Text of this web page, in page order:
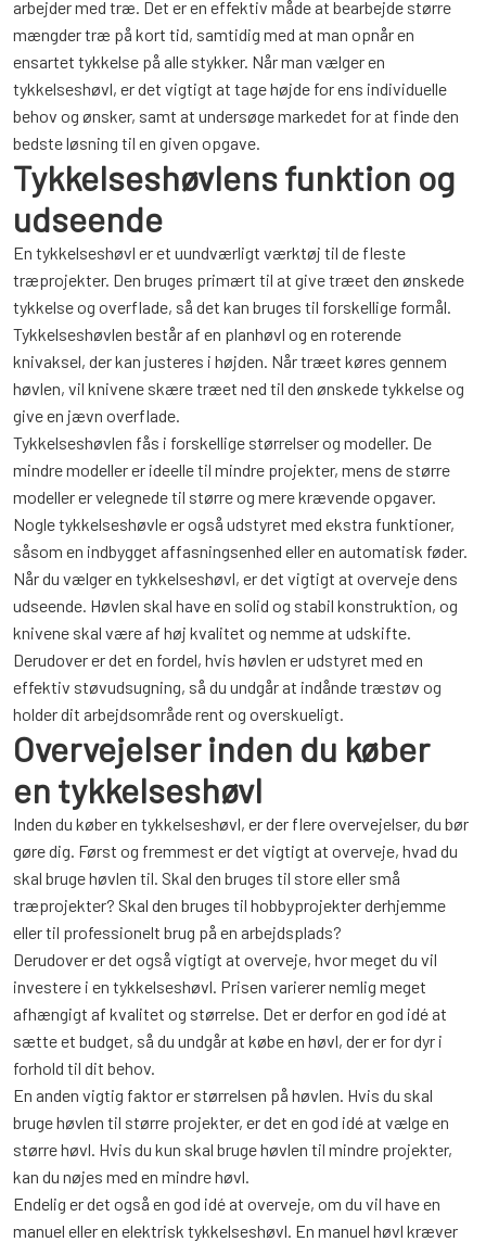
arbejder med træ. Det er en effektiv måde at bearbejde større
mængder træ på kort tid, samtidig med at man opnår en
ensartet tykkelse på alle stykker. Når man vælger en
tykkelseshøvl, er det vigtigt at tage højde for ens individuelle
behov og ønsker, samt at undersøge markedet for at finde den
bedste løsning til en given opgave.
Tykkelseshøvlens funktion og
udseende
En tykkelseshøvl er et uundværligt værktøj til de fleste
træprojekter. Den bruges primært til at give træet den ønskede
tykkelse og overflade, så det kan bruges til forskellige formål.
Tykkelseshøvlen består af en planhøvl og en roterende
knivaksel, der kan justeres i højden. Når træet køres gennem
høvlen, vil knivene skære træet ned til den ønskede tykkelse og
give en jævn overflade.
Tykkelseshøvlen fås i forskellige størrelser og modeller. De
mindre modeller er ideelle til mindre projekter, mens de større
modeller er velegnede til større og mere krævende opgaver.
Nogle tykkelseshøvle er også udstyret med ekstra funktioner,
såsom en indbygget affasningsenhed eller en automatisk føder.
Når du vælger en tykkelseshøvl, er det vigtigt at overveje dens
udseende. Høvlen skal have en solid og stabil konstruktion, og
knivene skal være af høj kvalitet og nemme at udskifte.
Derudover er det en fordel, hvis høvlen er udstyret med en
effektiv støvudsugning, så du undgår at indånde træstøv og
holder dit arbejdsområde rent og overskueligt.
Overvejelser inden du køber
en tykkelseshøvl
Inden du køber en tykkelseshøvl, er der flere overvejelser, du bør
gøre dig. Først og fremmest er det vigtigt at overveje, hvad du
skal bruge høvlen til. Skal den bruges til store eller små
træprojekter? Skal den bruges til hobbyprojekter derhjemme
eller til professionelt brug på en arbejdsplads?
Derudover er det også vigtigt at overveje, hvor meget du vil
investere i en tykkelseshøvl. Prisen varierer nemlig meget
afhængigt af kvalitet og størrelse. Det er derfor en god idé at
sætte et budget, så du undgår at købe en høvl, der er for dyr i
forhold til dit behov.
En anden vigtig faktor er størrelsen på høvlen. Hvis du skal
bruge høvlen til større projekter, er det en god idé at vælge en
større høvl. Hvis du kun skal bruge høvlen til mindre projekter,
kan du nøjes med en mindre høvl.
Endelig er det også en god idé at overveje, om du vil have en
manuel eller en elektrisk tykkelseshøvl. En manuel høvl kræver